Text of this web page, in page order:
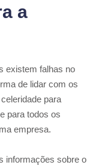
a
existem falhas no
de lidar com os
para
para todos os
empresa.
informações sobre o